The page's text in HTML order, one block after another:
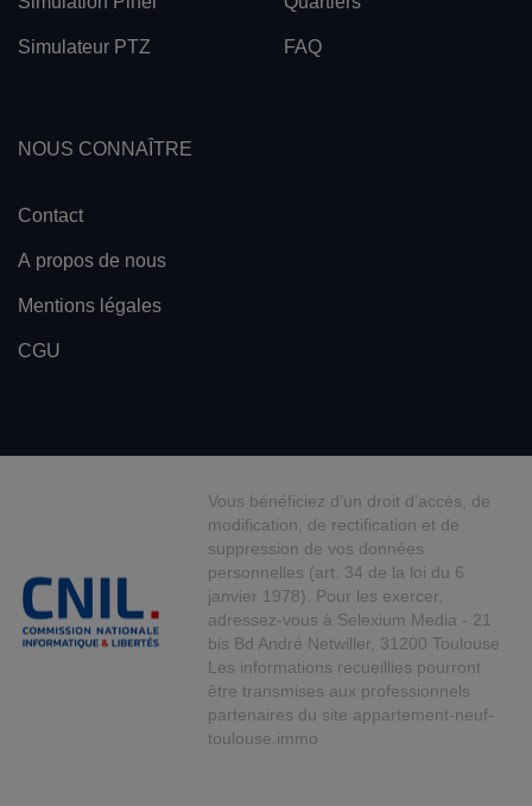
Simulateur PTZ FAQ
NOUS CONNAÎTRE
Contact
A propos de nous
Mentions légales
CGU
Vous bénéficiez d’un droit d’accès, de
modification, de rectification et de
suppression de vos données
personnelles (art. 34 de la loi du 6
janvier 1978). Pour les exercer,
adressez-vous à Selexium Media - 21
bis Bd André Netwiller, 31200 Toulouse
Les informations recueillies pourront
être transmises aux professionnels
partenaires du site appartement-neuf-
toulouse.immo